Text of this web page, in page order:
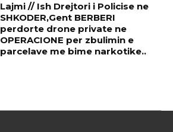
Lajmi // Ish Drejtori i Policise ne
SHKODER,Gent BERBERI
perdorte drone private ne
OPERACIONE per zbulimin e
parcelave me bime narkotike..